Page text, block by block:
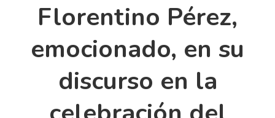
Florentino Pérez,
emocionado, en su
discurso en la